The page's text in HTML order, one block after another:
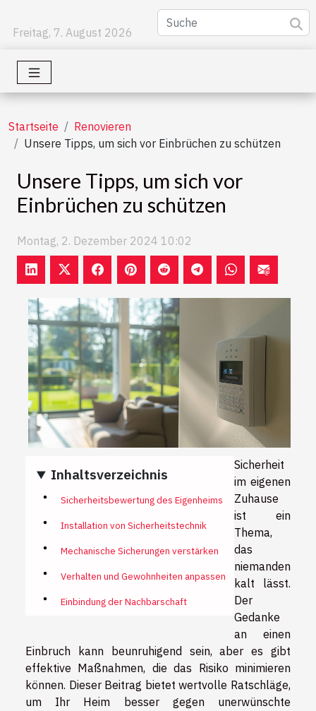
Freitag, 7. August 2026
Startseite
Renovieren
Unsere Tipps, um sich vor Einbrüchen zu schützen
Unsere Tipps, um sich vor
Einbrüchen zu schützen
Montag, 2. Dezember 2024 10:02
Inhaltsverzeichnis
Sicherheitsbewertung des Eigenheims
Installation von Sicherheitstechnik
Mechanische Sicherungen verstärken
Verhalten und Gewohnheiten anpassen
Einbindung der Nachbarschaft
Sicherheit
im eigenen
Zuhause
ist ein
Thema,
das
niemanden
kalt lässt.
Der
Gedanke
an einen
Einbruch kann beunruhigend sein, aber es gibt
effektive Maßnahmen, die das Risiko minimieren
können. Dieser Beitrag bietet wertvolle Ratschläge,
um Ihr Heim besser gegen unerwünschte